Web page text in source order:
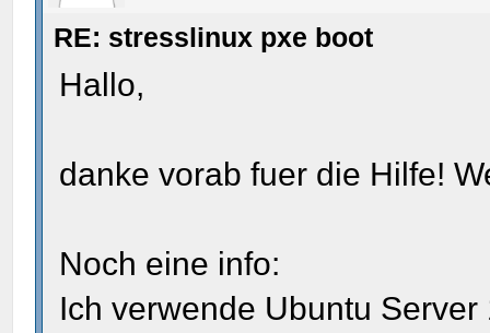
RE: stresslinux pxe boot
Hallo,
danke vorab fuer die Hilfe!
Noch eine info:
Ich verwende Ubuntu